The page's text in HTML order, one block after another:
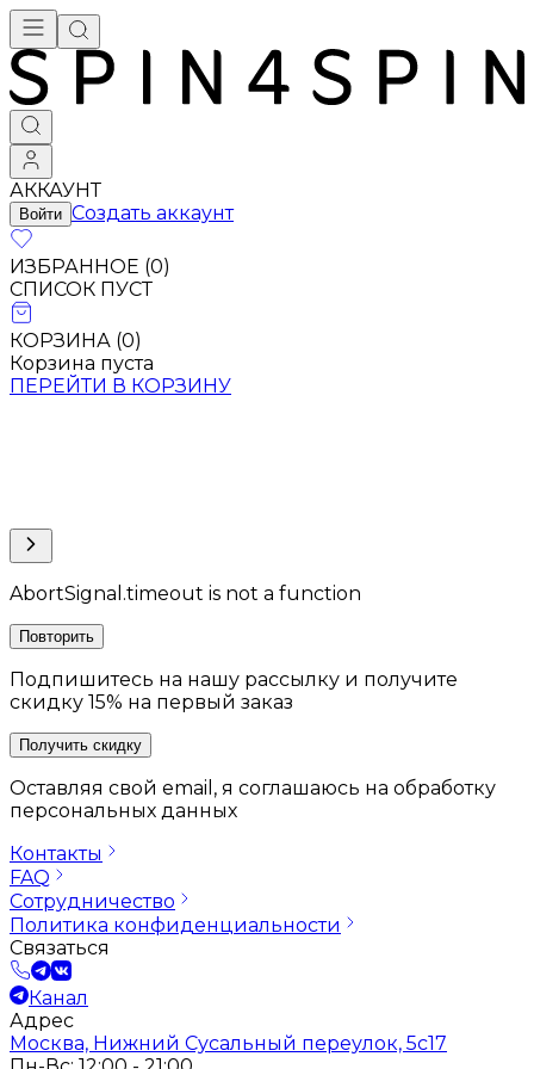
АККАУНТ
Войти Создать аккаунт
ИЗБРАННОЕ (0)
СПИСОК ПУСТ
КОРЗИНА (0)
Корзина пуста
ПЕРЕЙТИ В КОРЗИНУ
AbortSignal.timeout is not a function
Повторить
Подпишитесь на нашу рассылку и получите
скидку 15% на первый заказ
Получить скидку
Оставляя свой email, я соглашаюсь на обработку
персональных данных
Контакты
FAQ
Сотрудничество
Политика конфиденциальности
Связаться
Канал
Адрес
Москва, Нижний Сусальный переулок, 5с17